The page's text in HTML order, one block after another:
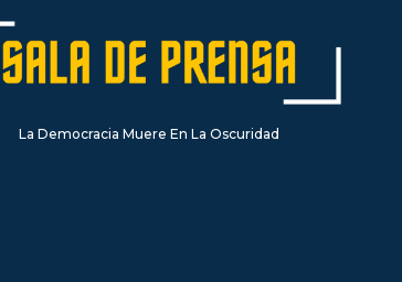
La Democracia Muere En La Oscuridad